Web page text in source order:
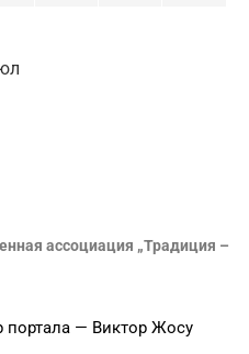
ассоциация „Традиция –
портала — Виктор Жосу